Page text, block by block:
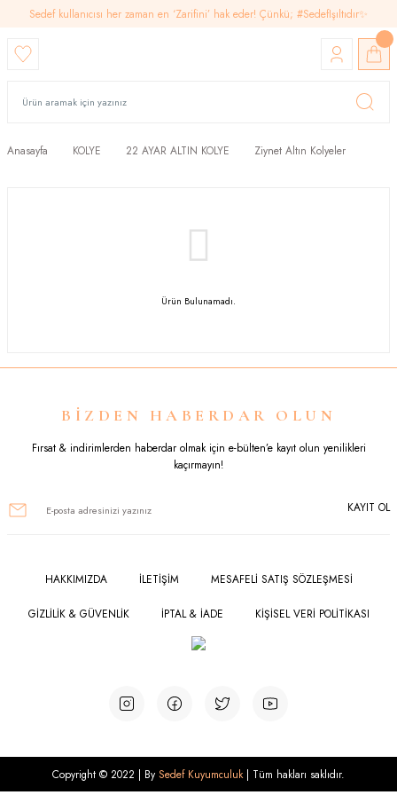
Sedef kullanıcısı her zaman en ‘Zarifini’ hak eder! Çünkü; #SedefIşıltıdır✨
Anasayfa KOLYE 22 AYAR ALTIN KOLYE Ziynet Altın Kolyeler
Ürün Bulunamadı.
BİZDEN HABERDAR OLUN
Fırsat & indirimlerden haberdar olmak için e-bülten’e kayıt olun yenilikleri
kaçırmayın!
KAYIT OL
HAKKIMIZDA İLETİŞİM MESAFELİ SATIŞ SÖZLEŞMESİ
GİZLİLİK & GÜVENLİK İPTAL & İADE KİŞİSEL VERİ POLİTİKASI
Copyright © 2022 | By Sedef Kuyumculuk| Tüm hakları saklıdır.